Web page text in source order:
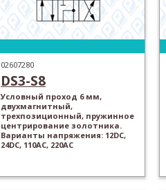
02607280
DS3-S8
Условный проход 6 мм,
двухмагнитный,
трехпозиционный, пружинное
центрирование золотника.
Варианты напряжения: 12DC,
24DC, 110AC, 220AC